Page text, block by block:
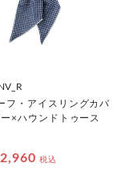
フ・アイスリングカバ
×ハウンドトゥース
税込